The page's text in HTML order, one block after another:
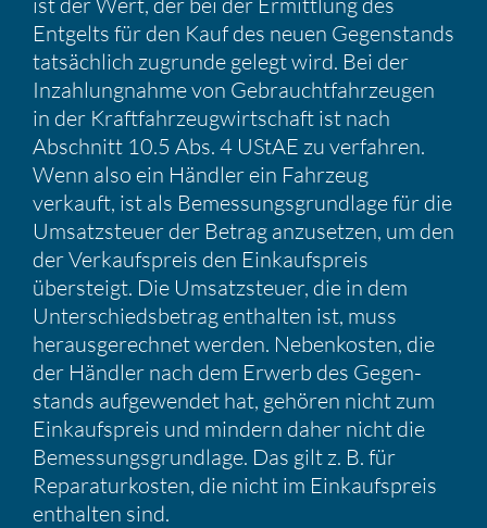
Entgelts für den Kauf des neuen Gegen­stands
tatsäch­lich zugrunde gelegt wird. Bei der
Inzah­lung­nahme von Gebraucht­fahr­zeugen
in der Kraft­fahr­zeug­wirt­schaft ist nach
Abschnitt 10.5 Abs. 4 UStAE zu verfahren.
Wenn also ein Händler ein Fahrzeug
verkauft, ist als Bemes­sungs­grund­lage für die
Umsatz­steuer der Betrag anzusetzen, um den
der Verkaufs­preis den Einkaufs­preis
übersteigt. Die Umsatz­steuer, die in dem
Unter­schieds­be­trag enthalten ist, muss
heraus­ge­rechnet werden. Neben­kosten, die
der Händler nach dem Erwerb des Gegen­
stands aufge­wendet hat, gehören nicht zum
Einkaufs­preis und mindern daher nicht die
Bemes­sungs­grund­lage. Das gilt z. B. für
Repara­tur­kosten, die nicht im Einkaufs­preis
enthalten sind.